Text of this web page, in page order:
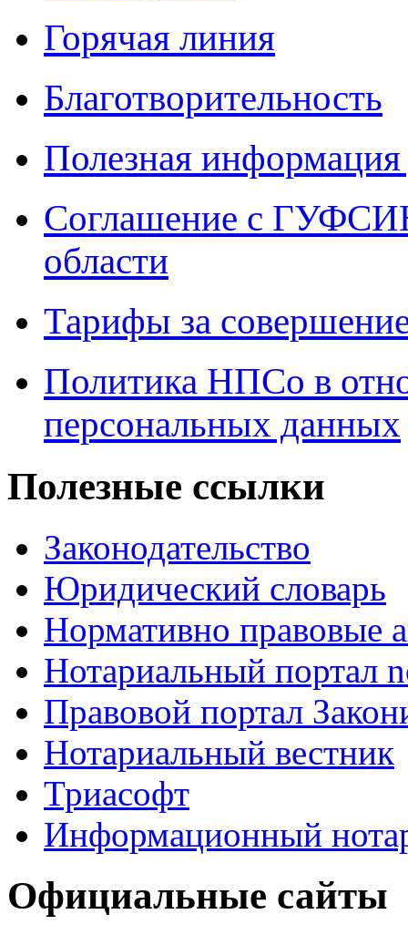
Горячая линия
Благотворительность
Полезная
Соглашение с
области
Тарифы за
Политика НПСо в
персональных данных
Полезные ссылки
Законодательство
Юридический словарь
Нормативно правовые
Нотариальный портал
Правовой портал
Нотариальный вестник
Триасофт
Информационный
Официальные сайты